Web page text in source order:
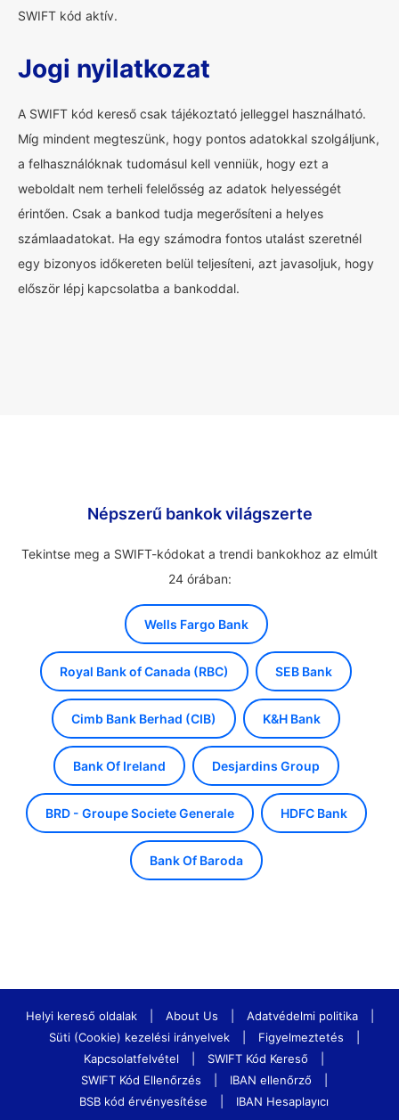
SWIFT kód aktív.
Jogi nyilatkozat
A SWIFT kód kereső csak tájékoztató jelleggel használható.
Míg mindent megteszünk, hogy pontos adatokkal szolgáljunk,
a felhasználóknak tudomásul kell venniük, hogy ezt a
weboldalt nem terheli felelősség az adatok helyességét
érintően. Csak a bankod tudja megerősíteni a helyes
számlaadatokat. Ha egy számodra fontos utalást szeretnél
egy bizonyos időkereten belül teljesíteni, azt javasoljuk, hogy
először lépj kapcsolatba a bankoddal.
Népszerű bankok világszerte
Tekintse meg a SWIFT-kódokat a trendi bankokhoz az elmúlt
24 órában:
Wells Fargo Bank
Royal Bank of Canada (RBC) SEB Bank
Cimb Bank Berhad (CIB) K&H Bank
Bank Of Ireland Desjardins Group
BRD - Groupe Societe Generale HDFC Bank
Bank Of Baroda
Helyi kereső oldalak About Us Adatvédelmi politika
Süti (Cookie) kezelési irányelvek
Figyelmeztetés
Kapcsolatfelvétel
SWIFT Kód Kereső
SWIFT Kód Ellenőrzés
IBAN ellenőrző
BSB kód érvényesítése
IBAN Hesaplayıcı